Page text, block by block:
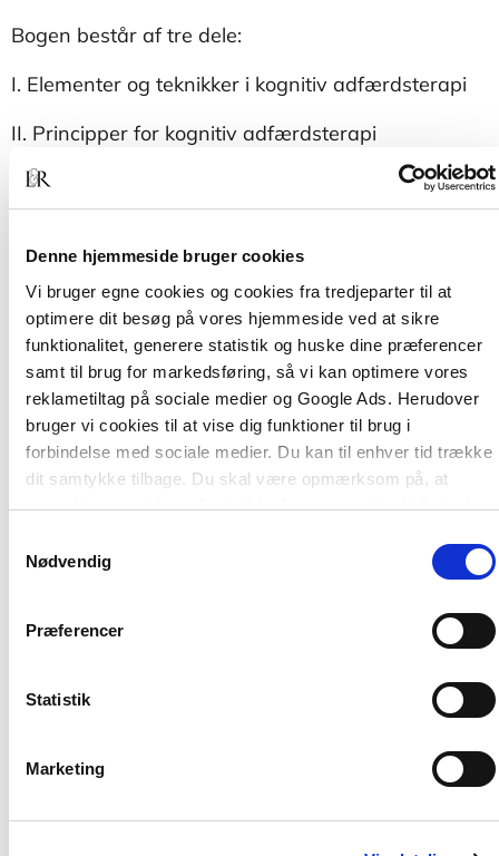
Denne hjemmeside bruger cookies
Vi bruger egne cookies og cookies fra tredjeparter til at
optimere dit besøg på vores hjemmeside ved at sikre
funktionalitet, generere statistik og huske dine præferencer
samt til brug for markedsføring, så vi kan optimere vores
reklametiltag på sociale medier og Google Ads. Herudover
bruger vi cookies til at vise dig funktioner til brug i
forbindelse med sociale medier. Du kan til enhver tid trække
dit samtykke tilbage. Du skal være opmærksom på, at
vores hjemmeside muligvis ikke fungerer optimalt, hvis du
Nødvendig
Præferencer
Statistik
Marketing
Bogen består af tre dele:
I. Elementer og teknikker i kognitiv adfærdsterapi
II. Principper for kognitiv adfærdsterapi
III. Vilkår for den kognitive børneterapeut
PDF-format under fanen "Downloads" på siden
her.